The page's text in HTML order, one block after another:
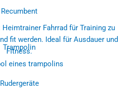
Recumbent
Trampolin
Rudergeräte